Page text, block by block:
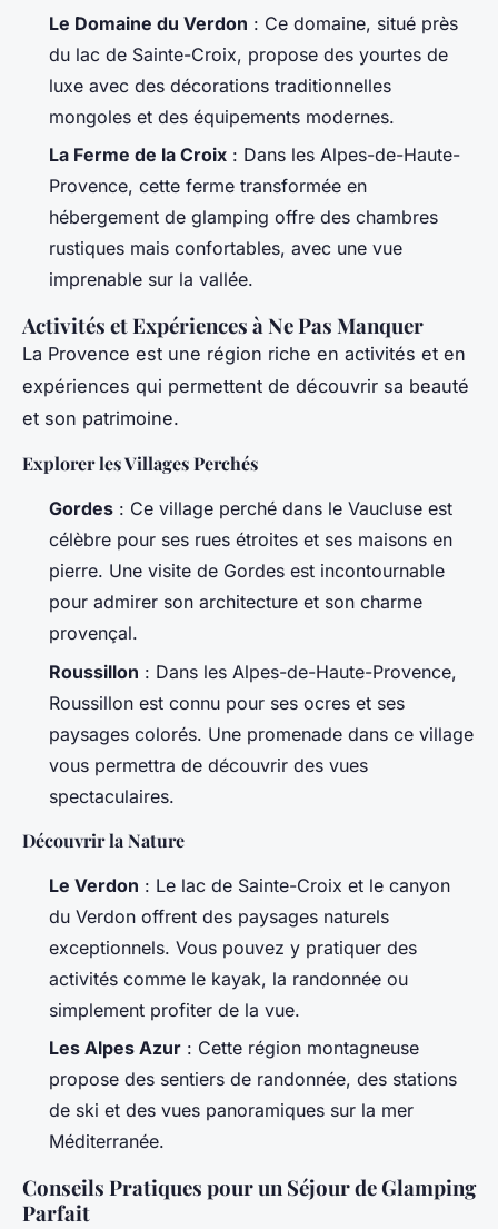
Le Domaine du Verdon : Ce domaine, situé près
du lac de Sainte-Croix, propose des yourtes de
luxe avec des décorations traditionnelles
mongoles et des équipements modernes.
La Ferme de la Croix : Dans les Alpes-de-Haute-
Provence, cette ferme transformée en
hébergement de glamping offre des chambres
rustiques mais confortables, avec une vue
imprenable sur la vallée.
Activités et Expériences à Ne Pas Manquer
La Provence est une région riche en activités et en
expériences qui permettent de découvrir sa beauté
et son patrimoine.
Explorer les Villages Perchés
Gordes : Ce village perché dans le Vaucluse est
célèbre pour ses rues étroites et ses maisons en
pierre. Une visite de Gordes est incontournable
pour admirer son architecture et son charme
provençal.
Roussillon : Dans les Alpes-de-Haute-Provence,
Roussillon est connu pour ses ocres et ses
paysages colorés. Une promenade dans ce village
vous permettra de découvrir des vues
spectaculaires.
Découvrir la Nature
Le Verdon : Le lac de Sainte-Croix et le canyon
du Verdon offrent des paysages naturels
exceptionnels. Vous pouvez y pratiquer des
activités comme le kayak, la randonnée ou
simplement profiter de la vue.
Les Alpes Azur : Cette région montagneuse
propose des sentiers de randonnée, des stations
de ski et des vues panoramiques sur la mer
Méditerranée.
Conseils Pratiques pour un Séjour de Glamping
Parfait